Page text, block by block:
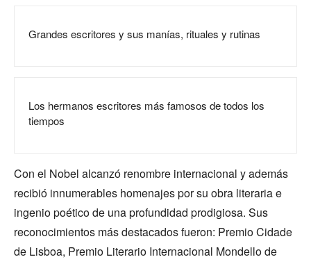
Grandes escritores y sus manías, rituales y rutinas
Los hermanos escritores más famosos de todos los
tiempos
Con el Nobel alcanzó renombre internacional y además
recibió innumerables homenajes por su obra literaria e
ingenio poético de una profundidad prodigiosa. Sus
reconocimientos más destacados fueron: Premio Cidade
de Lisboa, Premio Literario Internacional Mondello de